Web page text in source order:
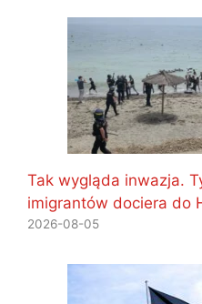
Tak wygląda inwazja.
imigrantów dociera do
2026-08-05